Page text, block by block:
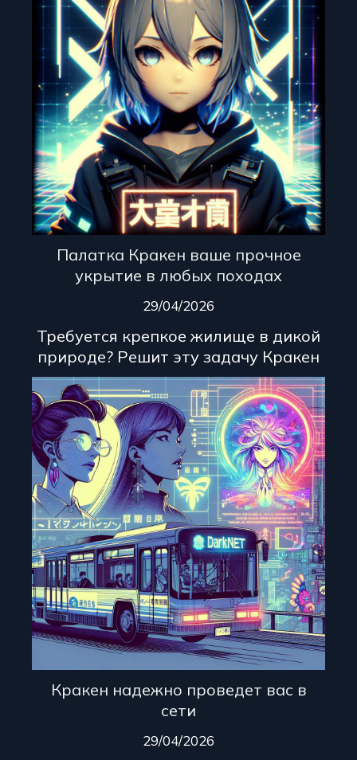
Палатка Кракен ваше прочное
укрытие в любых походах
29/04/2026
Требуется крепкое жилище в дикой
природе? Решит эту задачу Кракен
Кракен надежно проведет вас в
сети
29/04/2026